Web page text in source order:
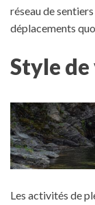
réseau de
déplacements
Style
Les activités de